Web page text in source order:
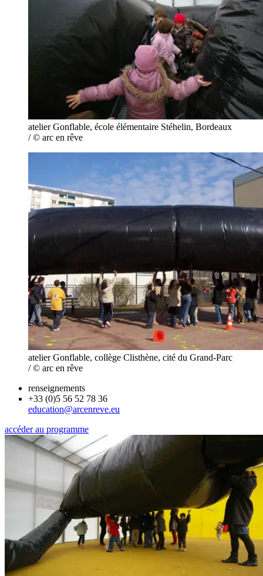
atelier Gonflable, école élémentaire Stéhelin, Bordeaux
/ © arc en rêve
atelier Gonflable, collège Clisthène, cité du Grand-Parc
/ © arc en rêve
renseignements
+33 (0)5 56 52 78 36
education@arcenreve.eu
accéder au programme